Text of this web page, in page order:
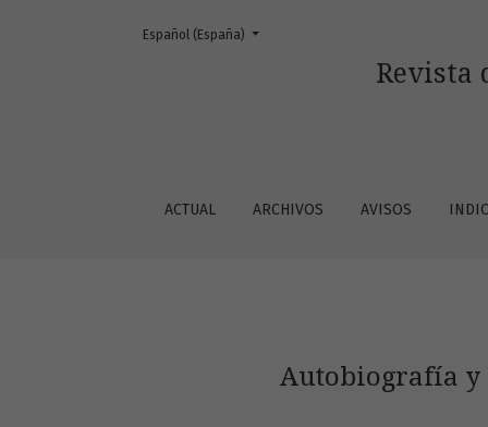
Autobiografía y relato de formación en
Revista
ACTUAL ARCHIVOS AVISOS
Cambiar el idioma. El actual es:
Español (España)
Autobiografía y